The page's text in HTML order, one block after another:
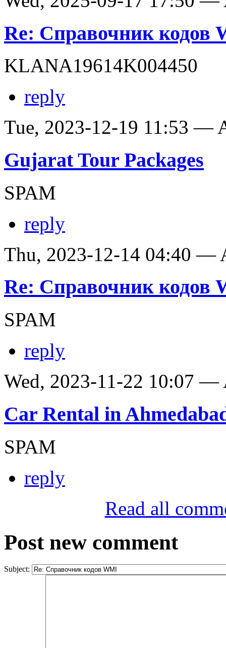
Re: Справочник кодов
KLANA19614K004450
reply
Tue, 2023-12-19 11:53 —
Gujarat Tour Packages
SPAM
reply
Thu, 2023-12-14 04:40 —
Re: Справочник кодов
SPAM
reply
Wed, 2023-11-22 10:07 —
Car Rental in
SPAM
reply
Read all
Post new comment
Subject: